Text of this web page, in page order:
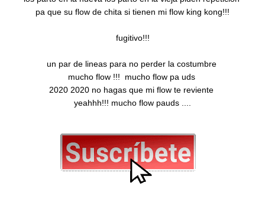
pa que su flow de chita si tienen mi flow king kong!!!
fugitivo!!!
un par de lineas para no perder la costumbre
mucho flow !!!  mucho flow pa uds
2020 2020 no hagas que mi flow te reviente
yeahhh!!! mucho flow pauds ....